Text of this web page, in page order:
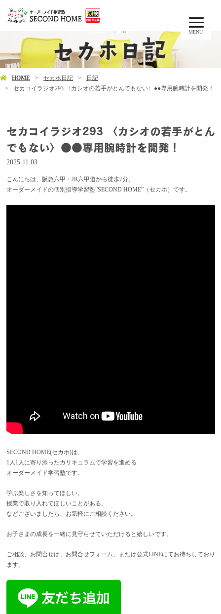
MENU
HOME セカホ日記
日記
セカコイラジオ293 〈カシオの若手がとんでもない〉●●専用腕時計を開発！
セカコイラジオ293 〈カシオの若手がとん
でもない〉●●専用腕時計を開発！
2025.11.03
こんにちは、阪急六甲・JR六甲道から徒歩7分、
オーダーメイドの個別指導学習塾”SECOND HOME”（セカホ）です。
SECOND HOME(セカホ)は、
1人1人に寄り添ったカリキュラムで学習を進める
オーダーメイド学習塾です。
学ぶ楽しさを知ってほしい。
授業で取り入れてほしいことがある。
などございましたら、お気軽にご相談ください。
お子さまの成長を一緒に見守らせていただけると嬉しいです。
ご相談、お問合せは、お問合せフォーム、または公式LINEにてお待ちしており
ます。